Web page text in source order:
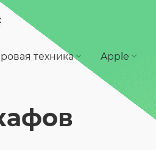
техника Apple